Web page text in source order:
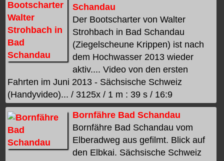
Schandau
Der Bootscharter von Walter
Strohbach in Bad Schandau
(Ziegelscheune Krippen) ist nach
dem Hochwasser 2013 wieder
aktiv.... Video von den ersten
Fahrten im Juni 2013 - Sächsische Schweiz
(Handyvideo)... / 3125x / 1 m : 39 s / 16:9
Bornfähre Bad Schandau
Bornfähre Bad Schandau vom
Elberadweg aus gefilmt. Blick auf
den Elbkai. Sächsische Schweiz